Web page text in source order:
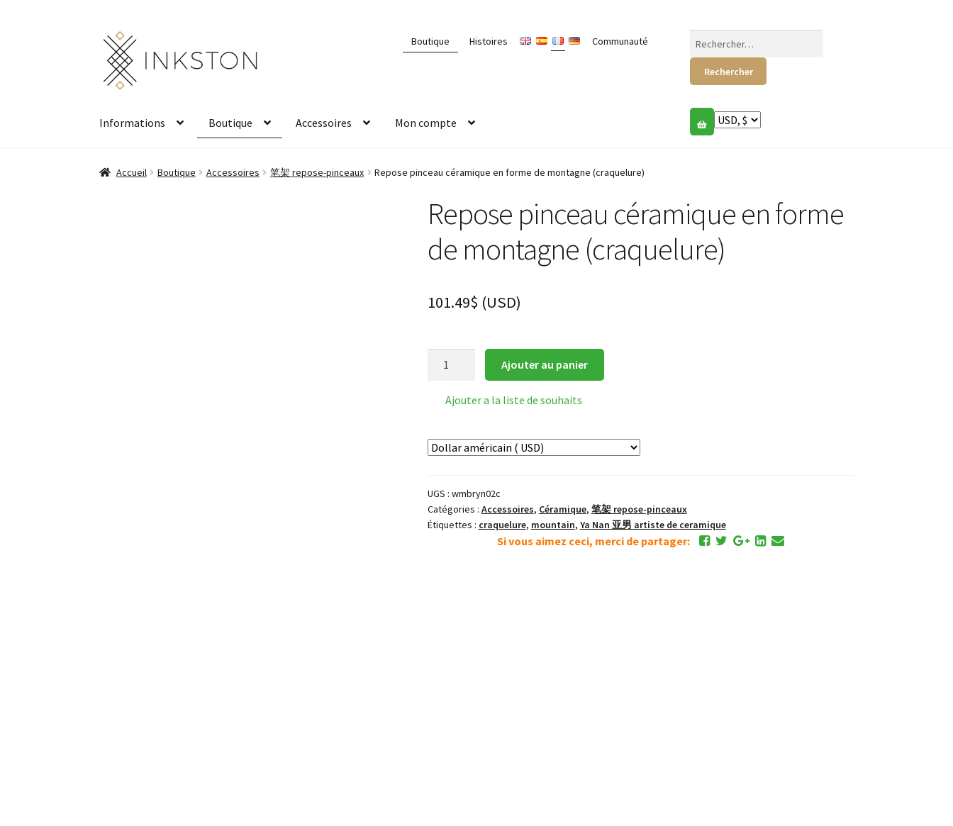
Aller
la
navigation
Aller
au
contenu
Boutique Histoires Communauté
Informations Boutique Accessoires Mon compte
Accueil Boutique Accessoires 笔架 repose-pinceaux Repose pinceau céramique en forme de montagne (craquelure)
Repose pinceau céramique en forme
de montagne (craquelure)
101.49$ (USD)
pinceau
en
montagne
(craquelure)
Ajouter au panier
Ajouter a la liste de souhaits
UGS : wmbryn02c
Catégories : Accessoires, Céramique, 笔架 repose-pinceaux
Étiquettes : craquelure, mountain, Ya Nan 亚男 artiste de ceramique
Si vous aimez ceci, merci de partager: